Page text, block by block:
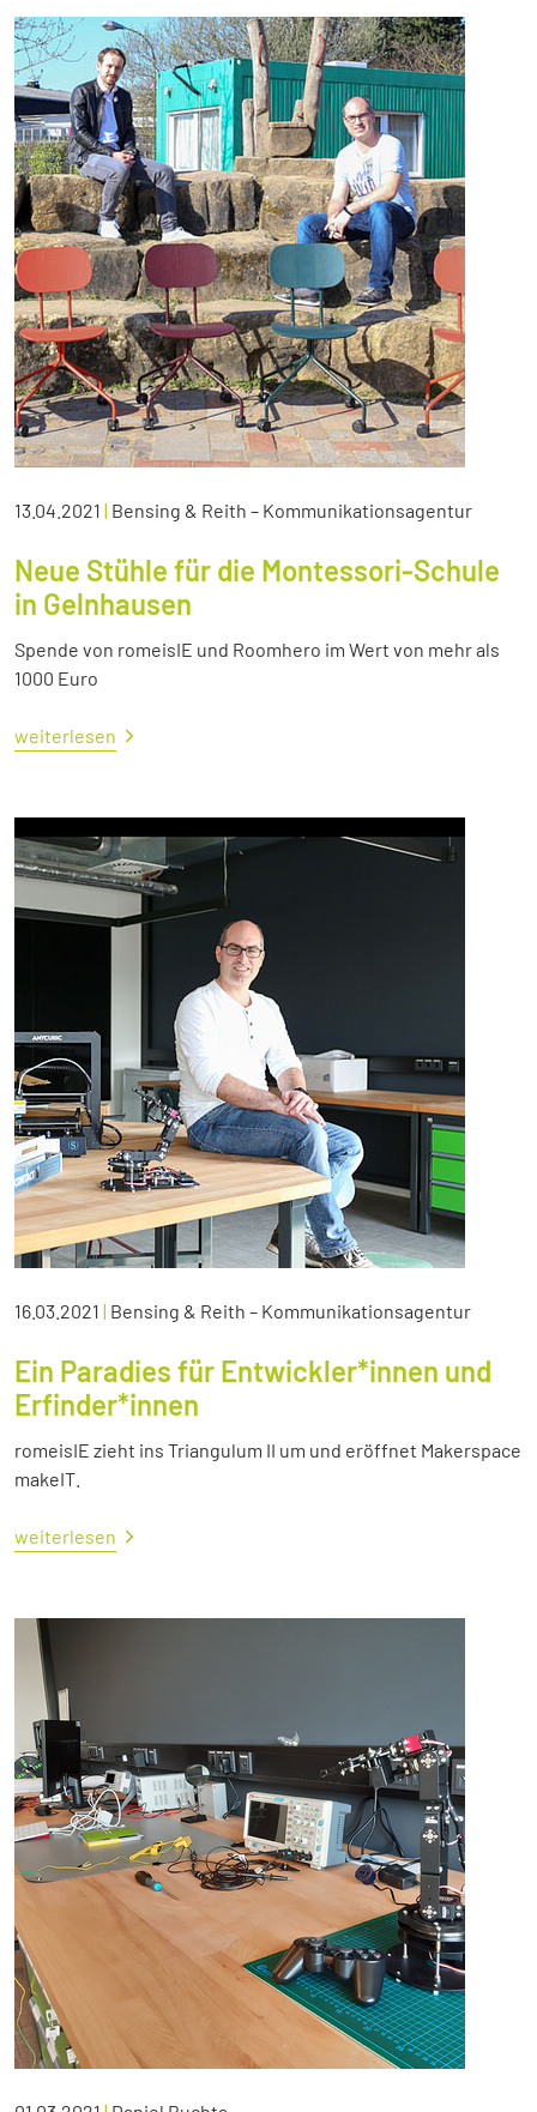
13.04.2021 | Bensing & Reith – Kommunikationsagentur
Neue Stühle für die Montessori-Schule
in Gelnhausen
Spende von romeisIE und Roomhero im Wert von mehr als
1000 Euro
weiterlesen
16.03.2021 | Bensing & Reith – Kommunikationsagentur
Ein Paradies für Entwickler*innen und
Erfinder*innen
romeisIE zieht ins Triangulum II um und eröffnet Makerspace
makeIT.
weiterlesen